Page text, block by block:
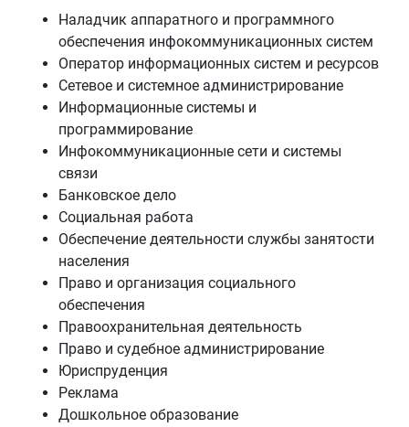
Наладчик аппаратного и программного
обеспечения инфокоммуникационных систем
Оператор информационных систем и ресурсов
Сетевое и системное администрирование
Информационные системы и
программирование
Инфокоммуникационные сети и системы
связи
Банковское дело
Социальная работа
Обеспечение деятельности службы занятости
населения
Право и организация социального
обеспечения
Правоохранительная деятельность
Право и судебное администрирование
Юриспруденция
Реклама
Дошкольное образование